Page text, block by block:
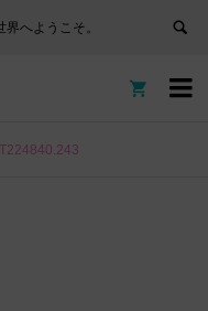
へようこそ。

